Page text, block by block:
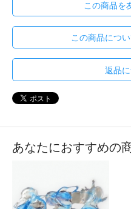
この商品を
この商品につ
返品
あなたにおすすめの